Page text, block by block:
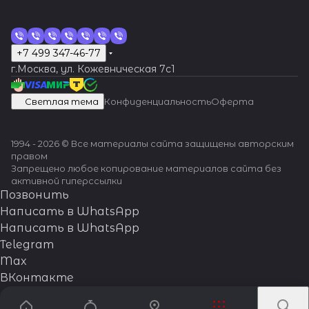
+7 499 347-46-77
г.Москва, ул. Кожевническая 7c1
Светлая тема КонфиденциальностьОферта
1994 - 2026 © Все материалы сайта защищены авторским
правом
Запрещено любое копирование материалов сайта без
активной гиперссылки
Позвонить
Написать в WhatsApp
Написать в WhatsApp
Telegram
Max
ВКонтакте